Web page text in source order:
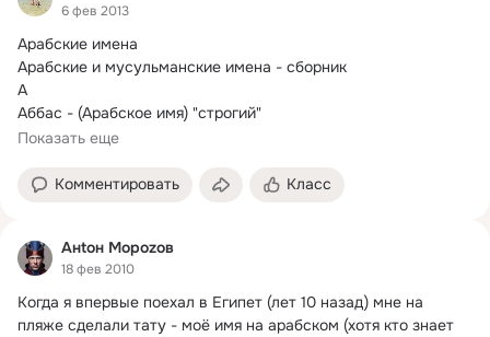
6 фев 2013
Арабские имена
Арабские и мусульманские имена - сборник
А
Аббас - (Арабское имя) "строгий"
Абдалазиз* - (араб.
Показать еще
Комментировать Класс
Aнtон Мороzов
18 фев 2010
Когда я впервые поехал в Египет (лет 10 назад) мне на
пляже сделали тату - моё имя на арабском (хотя кто знает